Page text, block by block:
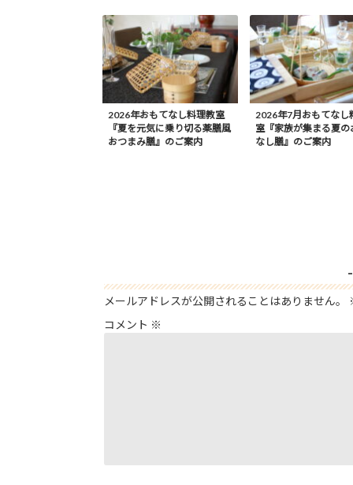
2026年おもてなし料理教室
『夏を元気に乗り切る薬膳風
おつまみ膳』のご案内
2026年7月おもてなし
室『家族が集まる夏の
なし膳』のご案内
メールアドレスが公開されることはありません。
コメント ※